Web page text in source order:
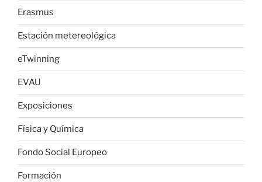
Erasmus
Estación metereológica
eTwinning
EVAU
Exposiciones
Física y Química
Fondo Social Europeo
Formación